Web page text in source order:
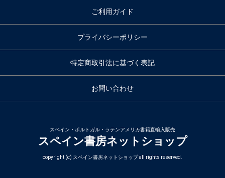
ご利用ガイド
プライバシーポリシー
特定商取引法に基づく表記
お問い合わせ
スペイン・ポルトガル・ラテンアメリカ書籍直輸入販売
スペイン書房ネットショップ
copyright (c) スペイン書房ネットショップ all rights reserved.